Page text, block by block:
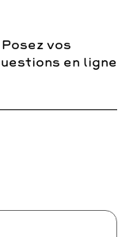
Posez vos
en ligne